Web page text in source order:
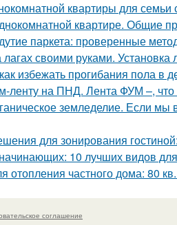
квартиры для
квартире. Общие
паркета: проверенные
своими руками. Установка
избежать прогибания пола в
ленту на ПНД. Лента ФУМ –, что
земледелие. Если
для зонирования
10 лучших видов
отопления частного дома: 80
соглашение